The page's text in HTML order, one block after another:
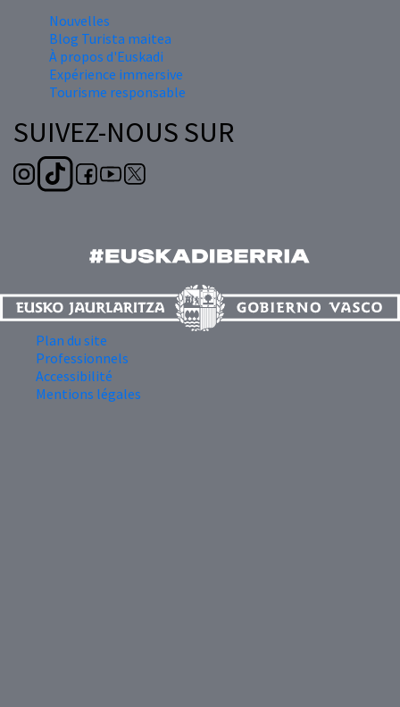
Nouvelles
Blog Turista maitea
À propos d'Euskadi
Expérience immersive
Tourisme responsable
SUIVEZ-NOUS SUR
Plan du site
Professionnels
Accessibilité
Mentions légales